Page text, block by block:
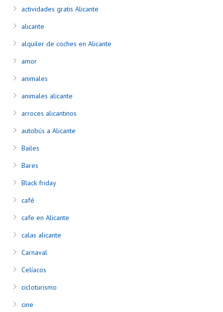
actividades gratis Alicante
alicante
alquiler de coches en Alicante
amor
animales
animales alicante
arroces alicantinos
autobús a Alicante
Bailes
Bares
Black friday
café
cafe en Alicante
calas alicante
Carnaval
Celíacos
cicloturismo
cine